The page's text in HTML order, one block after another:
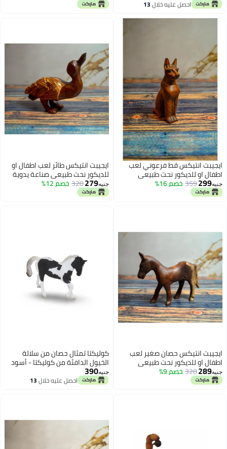
عليه خلال 13
قط فرعوني لعب
نحت طبيعي
الخشب16%
ايجيبت انتيكس طائر لعب اطفال او
للديكور نحت طبيعي صناعة يدوية
279 خصم 12%
حصان صغير لعب
نحت طبيعي
الخشب
9%
كوليكتا تمثال حصان من سلالة
الخيول الدافئة من كوليكتا - أسود
390
احصل عليه خلال 13
اغسطس